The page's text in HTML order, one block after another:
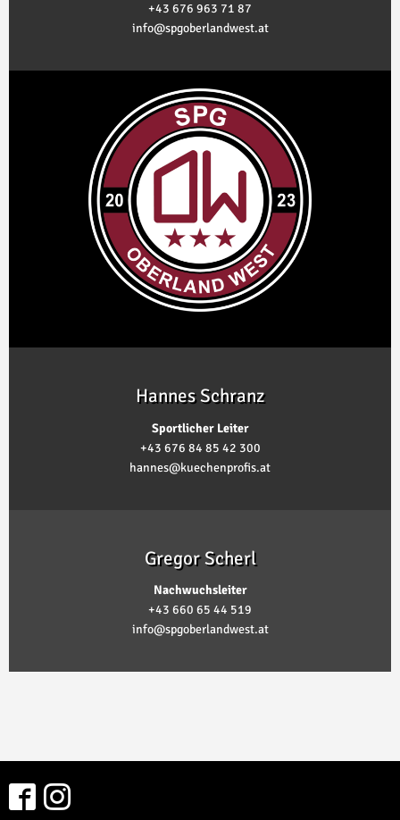
+43 676 963 71 87
info@spgoberlandwest.at
Hannes Schranz
Sportlicher Leiter
+43 676 84 85 42 300
hannes@kuechenprofis.at
Gregor Scherl
Nachwuchsleiter
+43 660 65 44 519
info@spgoberlandwest.at